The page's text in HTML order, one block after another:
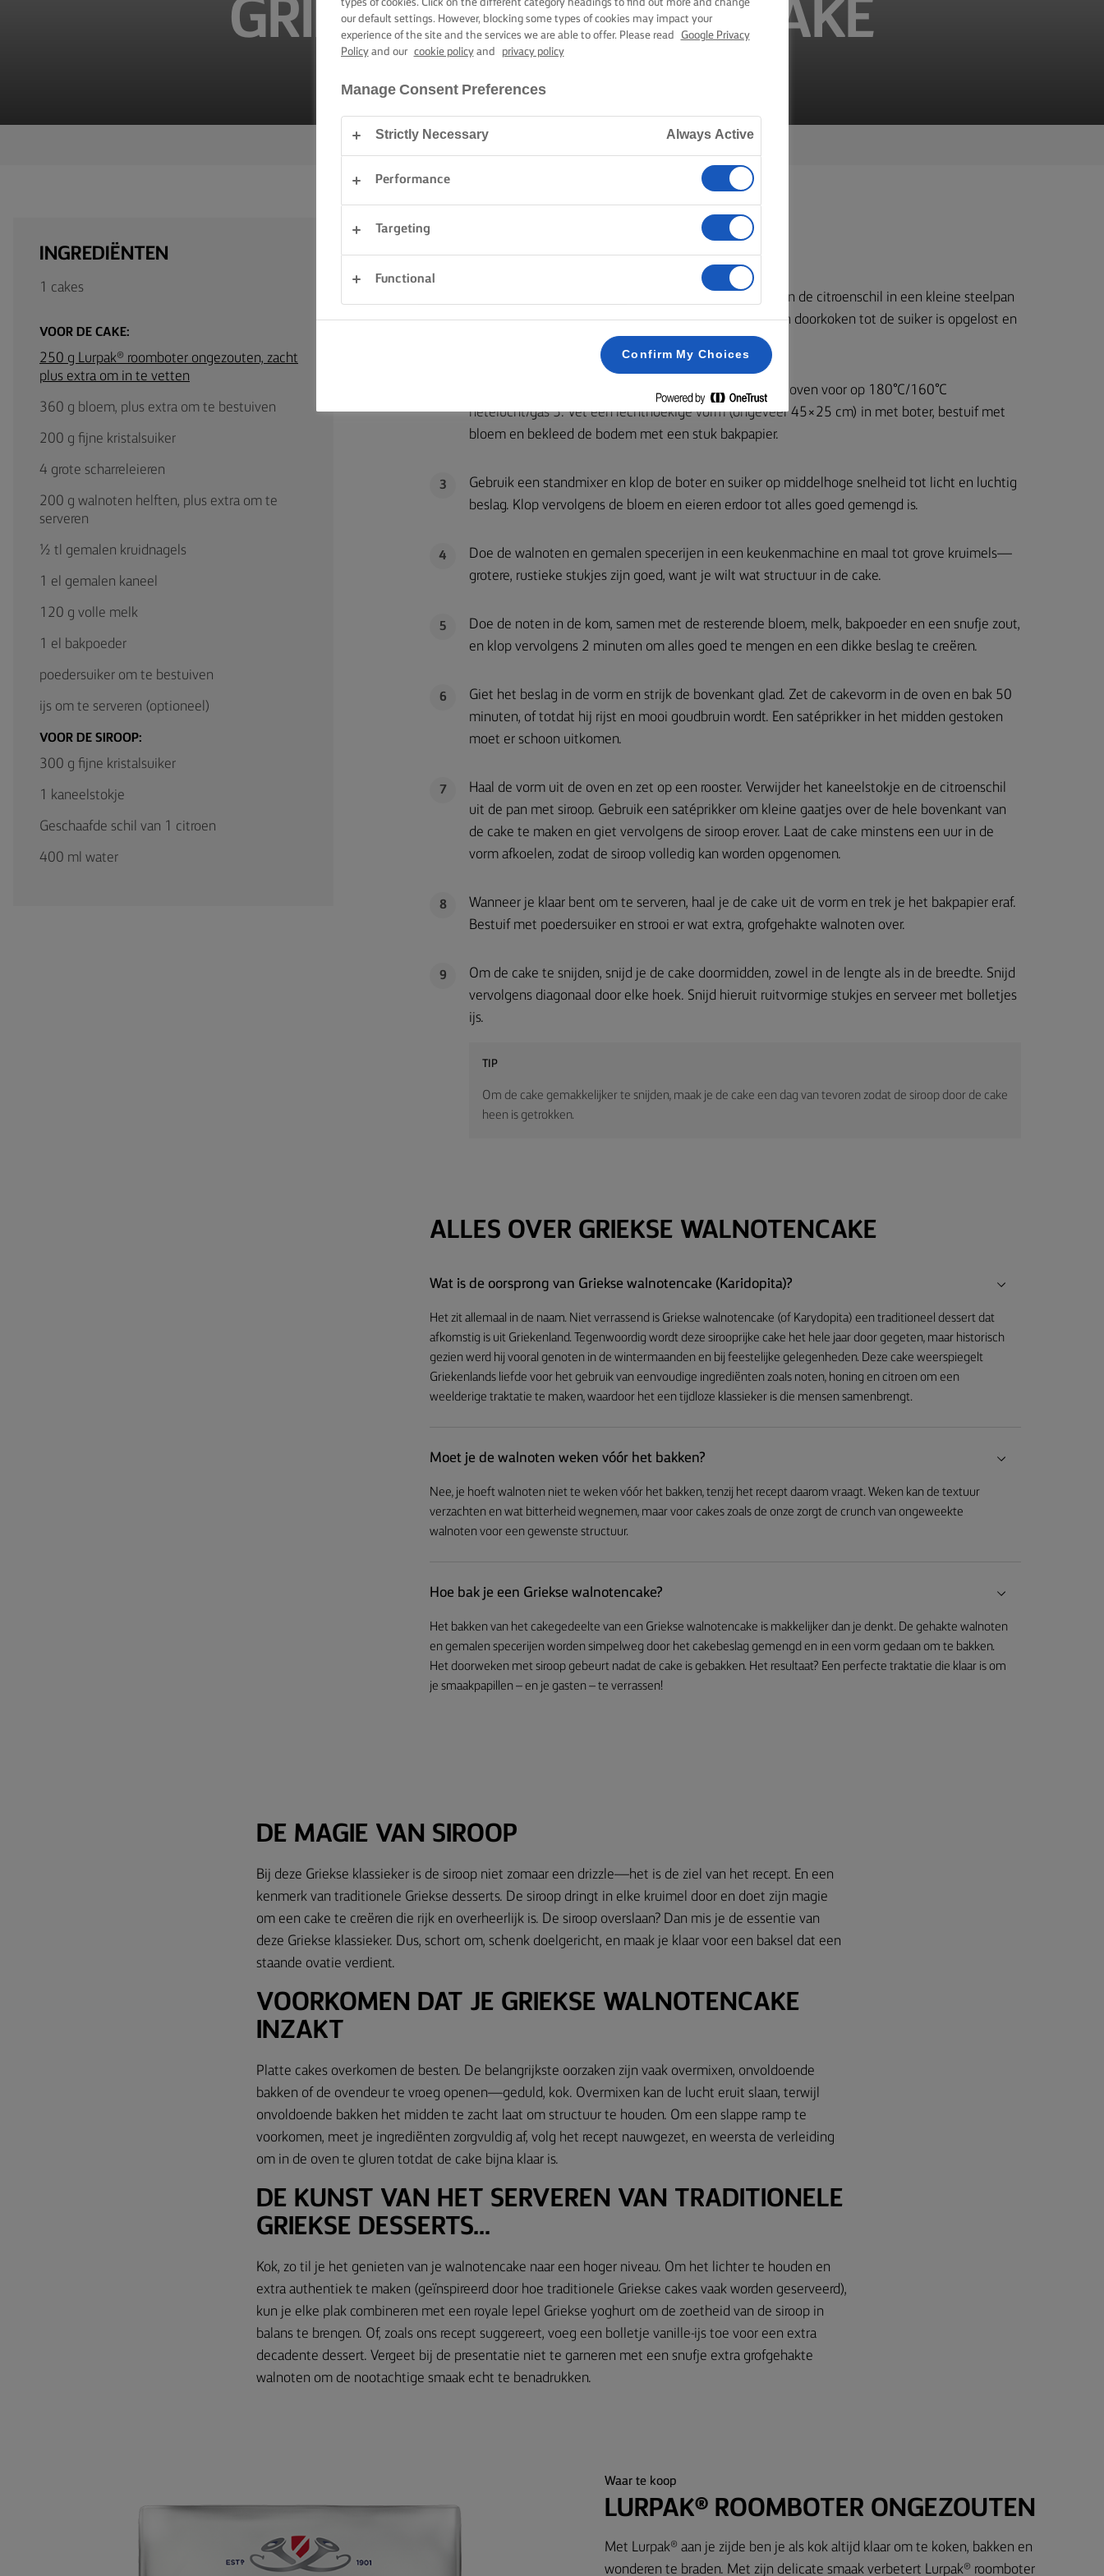
GRIEKSE WALNOTENCAKE
INGREDIËNTEN
1 cakes
VOOR DE CAKE:
250 g Lurpak® roomboter ongezouten, zacht
plus extra om in te vetten
360 g bloem, plus extra om te bestuiven
200 g fijne kristalsuiker
4 grote scharreleieren
200 g walnoten helften, plus extra om te
serveren
½ tl gemalen kruidnagels
1 el gemalen kaneel
120 g volle melk
1 el bakpoeder
poedersuiker om te bestuiven
ijs om te serveren (optioneel)
VOOR DE SIROOP:
300 g fijne kristalsuiker
1 kaneelstokje
Geschaafde schil van 1 citroen
400 ml water
METHODE
Maak eerst de siroop. Doe de suiker, het kaneelstokje en de citroenschil in een kleine steelpan
met het water en breng aan de kook. Laat 3–4 minuten doorkoken tot de suiker is opgelost en
het mengsel een siroopachtige consistentie heeft.
Zet het vuur uit en laat de siroop afkoelen. Verwarm de oven voor op 180°C/160°C
hetelucht/gas 5. Vet een rechthoekige vorm (ongeveer 45×25 cm) in met boter, bestuif met
bloem en bekleed de bodem met een stuk bakpapier.
3
Gebruik een standmixer en klop de boter en suiker op middelhoge snelheid tot licht en luchtig
beslag. Klop vervolgens de bloem en eieren erdoor tot alles goed gemengd is.
4
Doe de walnoten en gemalen specerijen in een keukenmachine en maal tot grove kruimels—
grotere, rustieke stukjes zijn goed, want je wilt wat structuur in de cake.
5
Doe de noten in de kom, samen met de resterende bloem, melk, bakpoeder en een snufje zout,
en klop vervolgens 2 minuten om alles goed te mengen en een dikke beslag te creëren.
6
Giet het beslag in de vorm en strijk de bovenkant glad. Zet de cakevorm in de oven en bak 50
minuten, of totdat hij rijst en mooi goudbruin wordt. Een satéprikker in het midden gestoken
moet er schoon uitkomen.
7
Haal de vorm uit de oven en zet op een rooster. Verwijder het kaneelstokje en de citroenschil
uit de pan met siroop. Gebruik een satéprikker om kleine gaatjes over de hele bovenkant van
de cake te maken en giet vervolgens de siroop erover. Laat de cake minstens een uur in de
vorm afkoelen, zodat de siroop volledig kan worden opgenomen.
8
Wanneer je klaar bent om te serveren, haal je de cake uit de vorm en trek je het bakpapier eraf.
Bestuif met poedersuiker en strooi er wat extra, grofgehakte walnoten over.
9
Om de cake te snijden, snijd je de cake doormidden, zowel in de lengte als in de breedte. Snijd
vervolgens diagonaal door elke hoek. Snijd hieruit ruitvormige stukjes en serveer met bolletjes
ijs.
TIP
Om de cake gemakkelijker te snijden, maak je de cake een dag van tevoren zodat de siroop door de cake
heen is getrokken.
ALLES OVER GRIEKSE WALNOTENCAKE
Wat is de oorsprong van Griekse walnotencake (Karidopita)?
Het zit allemaal in de naam. Niet verrassend is Griekse walnotencake (of Karydopita) een traditioneel dessert dat
afkomstig is uit Griekenland. Tegenwoordig wordt deze sirooprijke cake het hele jaar door gegeten, maar historisch
gezien werd hij vooral genoten in de wintermaanden en bij feestelijke gelegenheden. Deze cake weerspiegelt
Griekenlands liefde voor het gebruik van eenvoudige ingrediënten zoals noten, honing en citroen om een
weelderige traktatie te maken, waardoor het een tijdloze klassieker is die mensen samenbrengt.
Moet je de walnoten weken vóór het bakken?
Nee, je hoeft walnoten niet te weken vóór het bakken, tenzij het recept daarom vraagt. Weken kan de textuur
verzachten en wat bitterheid wegnemen, maar voor cakes zoals de onze zorgt de crunch van ongeweekte
walnoten voor een gewenste structuur.
Hoe bak je een Griekse walnotencake?
Het bakken van het cakegedeelte van een Griekse walnotencake is makkelijker dan je denkt. De gehakte walnoten
en gemalen specerijen worden simpelweg door het cakebeslag gemengd en in een vorm gedaan om te bakken.
Het doorweken met siroop gebeurt nadat de cake is gebakken. Het resultaat? Een perfecte traktatie die klaar is om
je smaakpapillen – en je gasten – te verrassen!
DE MAGIE VAN SIROOP
Bij deze Griekse klassieker is de siroop niet zomaar een drizzle—het is de ziel van het recept. En een
kenmerk van traditionele Griekse desserts. De siroop dringt in elke kruimel door en doet zijn magie
om een cake te creëren die rijk en overheerlijk is. De siroop overslaan? Dan mis je de essentie van
deze Griekse klassieker. Dus, schort om, schenk doelgericht, en maak je klaar voor een baksel dat een
staande ovatie verdient.
VOORKOMEN DAT JE GRIEKSE WALNOTENCAKE
INZAKT
Platte cakes overkomen de besten. De belangrijkste oorzaken zijn vaak overmixen, onvoldoende
bakken of de ovendeur te vroeg openen—geduld, kok. Overmixen kan de lucht eruit slaan, terwijl
onvoldoende bakken het midden te zacht laat om structuur te houden. Om een slappe ramp te
voorkomen, meet je ingrediënten zorgvuldig af, volg het recept nauwgezet, en weersta de verleiding
om in de oven te gluren totdat de cake bijna klaar is.
DE KUNST VAN HET SERVEREN VAN TRADITIONELE
GRIEKSE DESSERTS...
Kok, zo til je het genieten van je walnotencake naar een hoger niveau. Om het lichter te houden en
extra authentiek te maken (geïnspireerd door hoe traditionele Griekse cakes vaak worden geserveerd),
kun je elke plak combineren met een royale lepel Griekse yoghurt om de zoetheid van de siroop in
balans te brengen. Of, zoals ons recept suggereert, voeg een bolletje vanille-ijs toe voor een extra
decadente dessert. Vergeet bij de presentatie niet te garneren met een snufje extra grofgehakte
walnoten om de nootachtige smaak echt te benadrukken.
Waar te koop
LURPAK® ROOMBOTER ONGEZOUTEN
Met Lurpak® aan je zijde ben je als kok altijd klaar om te koken, bakken en
wonderen te braden. Met zijn delicate smaak verbetert Lurpak® roomboter
our default settings. However, blocking some types of cookies may impact your
experience of the site and the services we are able to offer. Please read
Google Privacy
Policyand our cookie policyand privacy policy
Manage Consent Preferences
Strictly Necessary Always Active
Performance
Targeting
Functional
Confirm My Choices